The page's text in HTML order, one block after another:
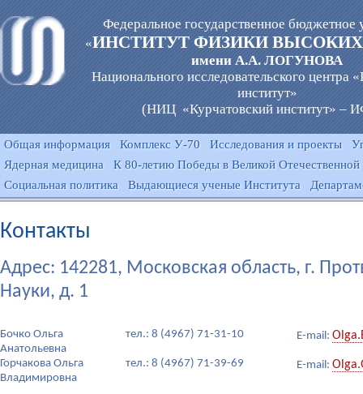
Федеральное государственное бюджетное
«ИНСТИТУТ ФИЗИКИ
имени А.А. ЛОГУНОВА
Национального исследовательского центра
институт»
(НИЦ «Курчатовский институт» –
Общая информация Комплекс У-70 Исследования и проекты
Ядерная медицина
К 80-летию Победы в Великой Отечественной
Социальная политика
Выдающиеся ученые Института
Контакты
Адрес: 142281, Московская область, г.
Науки, д. 1
Бочко Ольга
Анатольевна
тел.: 8 (4967) 71-31-10 E-mail:
Горчакова Ольга
Владимировна
тел.: 8 (4967) 71-39-69 E-mail: